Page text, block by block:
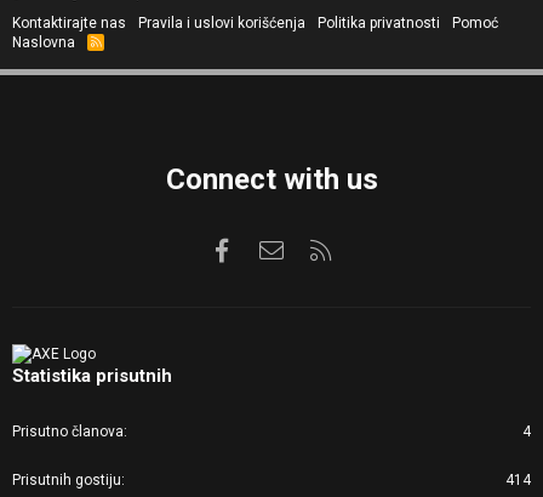
Kontaktirajte nas
Pravila i uslovi korišćenja Politika privatnosti
Pomoć
Naslovna
R
S
Connect with us
FacebookKontaktirajte nas
Statistika prisutnih
Prisutno članova 4
Prisutnih gostiju 414